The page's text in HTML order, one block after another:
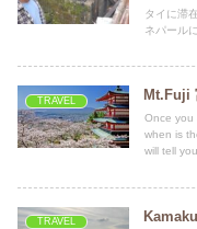
タイに滞
ネパール
TRAVEL Mt.Fuji
Once you
when is
will tell
TRAVEL